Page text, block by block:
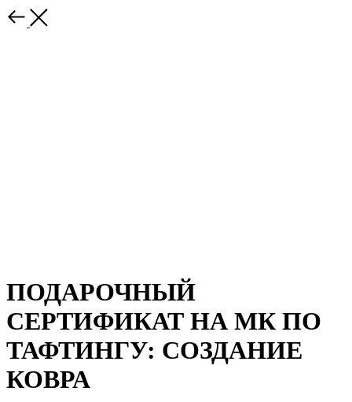
ПОДАРОЧНЫЙ
СЕРТИФИКАТ НА МК ПО
ТАФТИНГУ: СОЗДАНИЕ
КОВРА